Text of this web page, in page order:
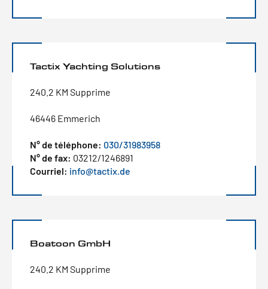
Tactix Yachting Solutions
240.2 KM Supprime
46446 Emmerich
N° de téléphone: 030/31983958
N° de fax: 03212/1246891
Courriel: info@tactix.de
Boatoon GmbH
240.2 KM Supprime